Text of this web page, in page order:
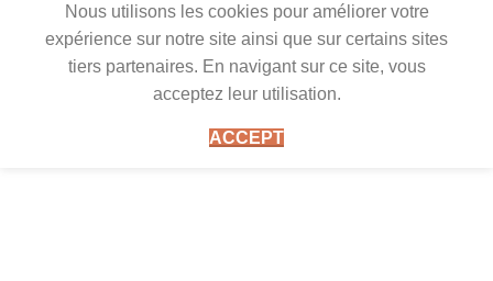
Nous utilisons les cookies pour améliorer votre
expérience sur notre site ainsi que sur certains sites
tiers partenaires. En navigant sur ce site, vous
acceptez leur utilisation.
ACCEPT